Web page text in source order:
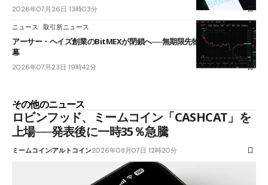
2026年07月26日 13時03分
ニュース 取引所ニュース
アーサー・ヘイズ創業のBitMEXが閉鎖へ──無期限先物を生んだ11年に
幕
2026年07月23日 19時42分
その他のニュース
ロビンフッド、ミームコイン「CASHCAT」を
上場──発表後に一時35％急騰
ミームコインアルトコイン2026年08月07日 12時20分